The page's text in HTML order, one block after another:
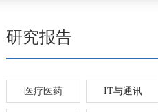
研究报告
医疗医药 IT与通讯